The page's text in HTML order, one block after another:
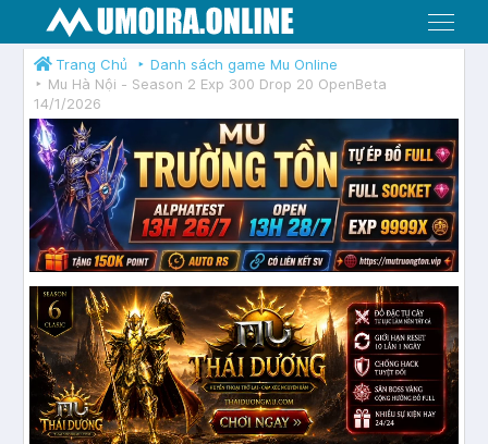
Menu
Trang Chủ
Danh sách game Mu Online
Mu Hà Nội - Season 2 Exp 300 Drop 20 OpenBeta
14/1/2026